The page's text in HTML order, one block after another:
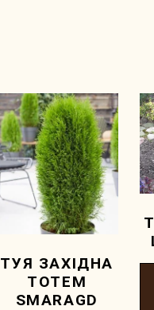
ТУЯ ЗАХІДНА
TOTEM
SMARAGD